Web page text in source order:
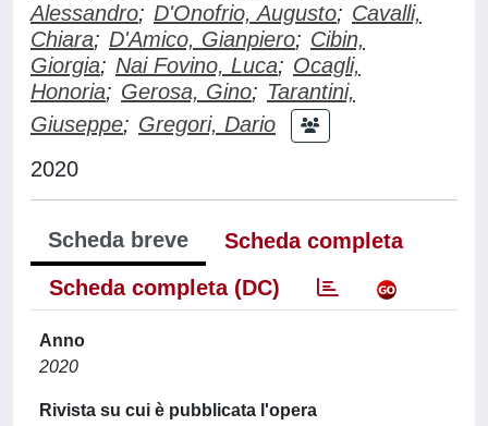
Alessandro; D'Onofrio, Augusto; Cavalli,
Chiara; D'Amico, Gianpiero; Cibin,
Giorgia; Nai Fovino, Luca; Ocagli,
Honoria; Gerosa, Gino; Tarantini,
Giuseppe; Gregori, Dario
2020
Scheda breve
Scheda completa
Scheda completa (DC)
Anno
2020
Rivista su cui è pubblicata l'opera